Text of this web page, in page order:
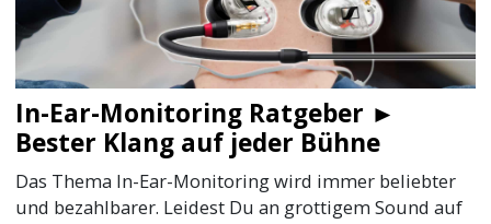
In-Ear-Monitoring Ratgeber ►
Bester Klang auf jeder Bühne
Das Thema In-Ear-Monitoring wird immer beliebter
und bezahlbarer. Leidest Du an grottigem Sound auf